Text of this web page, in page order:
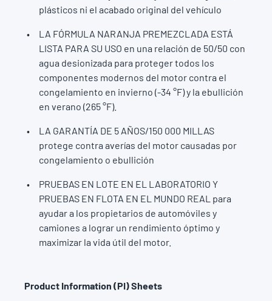
plásticos ni el acabado original del vehículo
LA FÓRMULA NARANJA PREMEZCLADA ESTÁ
LISTA PARA SU USO en una relación de 50/50 con
agua desionizada para proteger todos los
componentes modernos del motor contra el
congelamiento en invierno (-34 °F) y la ebullición
en verano (265 °F).
LA GARANTÍA DE 5 AÑOS/150 000 MILLAS
protege contra averías del motor causadas por
congelamiento o ebullición
PRUEBAS EN LOTE EN EL LABORATORIO Y
PRUEBAS EN FLOTA EN EL MUNDO REAL para
ayudar a los propietarios de automóviles y
camiones a lograr un rendimiento óptimo y
maximizar la vida útil del motor.
Product Information (PI) Sheets